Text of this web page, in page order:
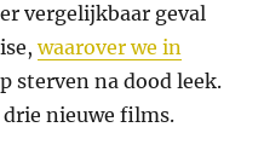
vergelijkbaar geval
waarover we in
sterven na dood leek.
nieuwe films.